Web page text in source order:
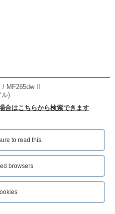
/ MF265dw II
ル)
合はこちらから検索できます
to read this.‎
browsers